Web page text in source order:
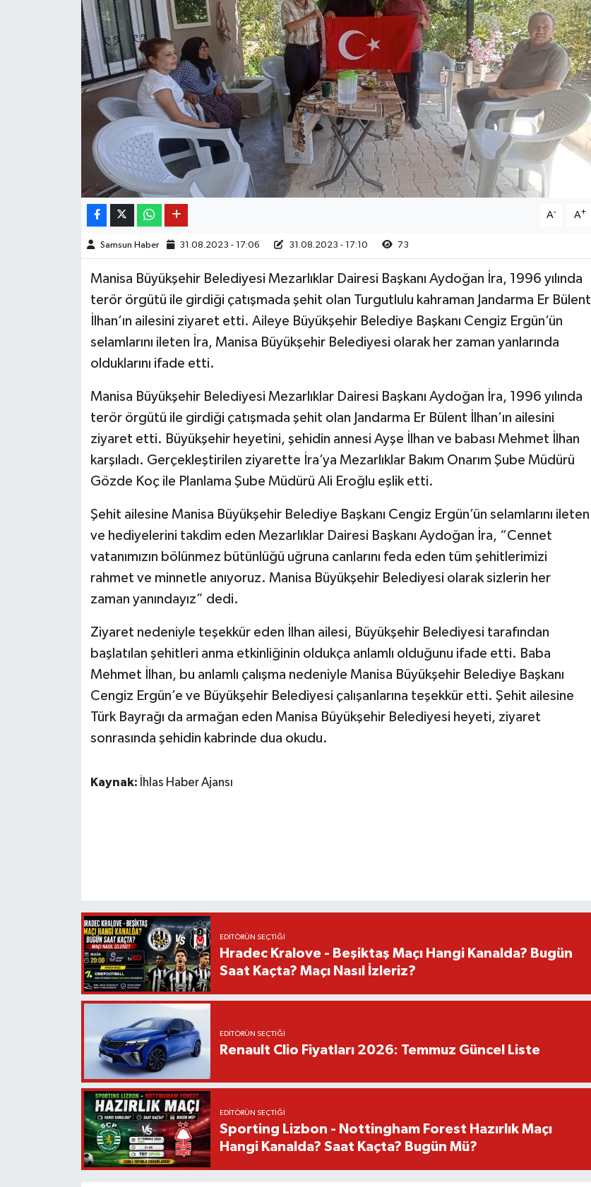
A- A+
Samsun Haber 31.08.2023 - 17:06 31.08.2023 - 17:10 73
Manisa Büyükşehir Belediyesi Mezarlıklar Dairesi Başkanı Aydoğan İra, 1996 yılında
terör örgütü ile girdiği çatışmada şehit olan Turgutlulu kahraman Jandarma Er Bülent
İlhan’ın ailesini ziyaret etti. Aileye Büyükşehir Belediye Başkanı Cengiz Ergün’ün
selamlarını ileten İra, Manisa Büyükşehir Belediyesi olarak her zaman yanlarında
olduklarını ifade etti.
Manisa Büyükşehir Belediyesi Mezarlıklar Dairesi Başkanı Aydoğan İra, 1996 yılında
terör örgütü ile girdiği çatışmada şehit olan Jandarma Er Bülent İlhan’ın ailesini
ziyaret etti. Büyükşehir heyetini, şehidin annesi Ayşe İlhan ve babası Mehmet İlhan
karşıladı. Gerçekleştirilen ziyarette İra’ya Mezarlıklar Bakım Onarım Şube Müdürü
Gözde Koç ile Planlama Şube Müdürü Ali Eroğlu eşlik etti.
Şehit ailesine Manisa Büyükşehir Belediye Başkanı Cengiz Ergün’ün selamlarını ileten
ve hediyelerini takdim eden Mezarlıklar Dairesi Başkanı Aydoğan İra, “Cennet
vatanımızın bölünmez bütünlüğü uğruna canlarını feda eden tüm şehitlerimizi
rahmet ve minnetle anıyoruz. Manisa Büyükşehir Belediyesi olarak sizlerin her
zaman yanındayız” dedi.
Ziyaret nedeniyle teşekkür eden İlhan ailesi, Büyükşehir Belediyesi tarafından
başlatılan şehitleri anma etkinliğinin oldukça anlamlı olduğunu ifade etti. Baba
Mehmet İlhan, bu anlamlı çalışma nedeniyle Manisa Büyükşehir Belediye Başkanı
Cengiz Ergün’e ve Büyükşehir Belediyesi çalışanlarına teşekkür etti. Şehit ailesine
Türk Bayrağı da armağan eden Manisa Büyükşehir Belediyesi heyeti, ziyaret
sonrasında şehidin kabrinde dua okudu.
Kaynak: İhlas Haber Ajansı
EDITÖRÜN SEÇTIĞI
Hradec Kralove - Beşiktaş Maçı Hangi Kanalda? Bugün
Saat Kaçta? Maçı Nasıl İzleriz?
EDITÖRÜN SEÇTIĞI
Renault Clio Fiyatları 2026: Temmuz Güncel Liste
EDITÖRÜN SEÇTIĞI
Sporting Lizbon - Nottingham Forest Hazırlık Maçı
Hangi Kanalda? Saat Kaçta? Bugün Mü?